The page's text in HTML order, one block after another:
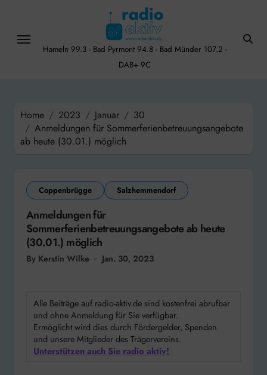
content
Hameln 99.3 - Bad Pyrmont 94.8 - Bad Münder 107.2 -
DAB+ 9C
Home 2023 Januar
30
Anmeldungen für Sommerferienbetreuungsangebote
ab heute (30.01.) möglich
Coppenbrügge Salzhemmendorf
Anmeldungen für
Sommerferienbetreuungsangebote ab heute
(30.01.) möglich
By Kerstin Wilke Jan. 30, 2023
Alle Beiträge auf radio-aktiv.de sind kostenfrei abrufbar
und ohne Anmeldung für Sie verfügbar.
Ermöglicht wird dies durch Fördergelder, Spenden
und unsere Mitglieder des Trägervereins.
Unterstützen auch Sie radio aktiv!